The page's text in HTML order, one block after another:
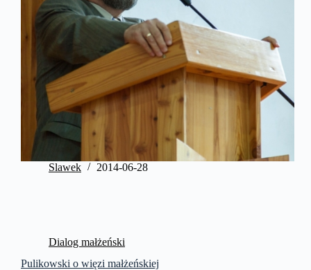
Slawek 2014-06-28
Dialog małżeński
Pulikowski o więzi małżeńskiej